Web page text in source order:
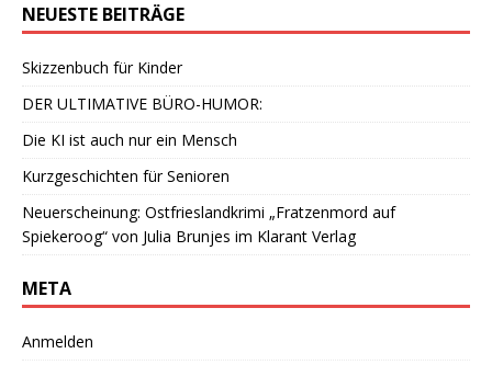
NEUESTE BEITRÄGE
Skizzenbuch für Kinder
DER ULTIMATIVE BÜRO-HUMOR:
Die KI ist auch nur ein Mensch
Kurzgeschichten für Senioren
Neuerscheinung: Ostfrieslandkrimi „Fratzenmord auf
Spiekeroog“ von Julia Brunjes im Klarant Verlag
META
Anmelden